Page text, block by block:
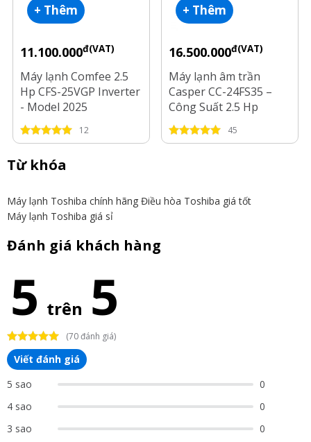
+ Thêm
11.100.000đ(VAT)
Máy lạnh Comfee 2.5
Hp CFS-25VGP Inverter
- Model 2025
12
+ Thêm
16.500.000đ(VAT)
Máy lạnh âm trần
Casper CC-24FS35 –
Công Suất 2.5 Hp
45
Từ khóa
Máy lạnh Toshiba chính hãng Điều hòa Toshiba giá tốt
Máy lạnh Toshiba giá sỉ
Đánh giá khách hàng
5 trên 5
(70 đánh giá)
Viết đánh giá
5 sao
0
4 sao
0
3 sao
0